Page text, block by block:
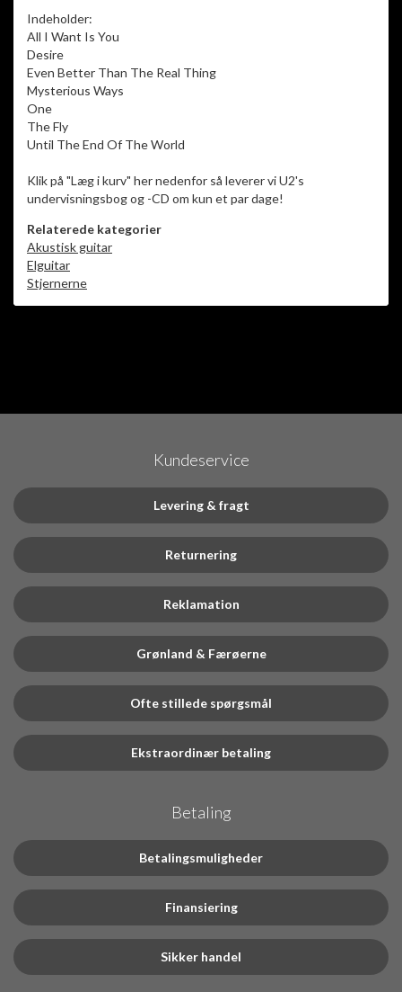
Indeholder:
All I Want Is You
Desire
Even Better Than The Real Thing
Mysterious Ways
One
The Fly
Until The End Of The World
Klik på "Læg i kurv" her nedenfor så leverer vi U2's
undervisningsbog og -CD om kun et par dage!
Relaterede kategorier
Akustisk guitar
Elguitar
Stjernerne
Kundeservice
Levering & fragt
Returnering
Reklamation
Grønland & Færøerne
Ofte stillede spørgsmål
Ekstraordinær betaling
Betaling
Betalingsmuligheder
Finansiering
Sikker handel